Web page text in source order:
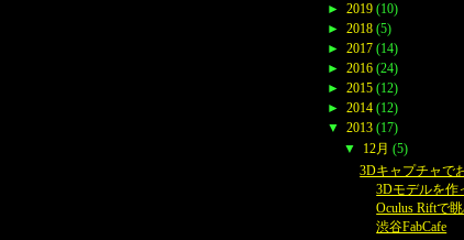
► 2019 (10)
► 2018 (5)
► 2017 (14)
► 2016 (24)
► 2015 (12)
► 2014 (12)
▼ 2013 (17)
▼
12月 (5)
3Dキャプチャで
3Dモデルを作
Oculus Riftで
渋谷FabCafe